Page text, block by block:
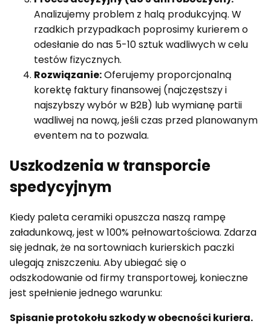
Analizujemy problem z halą produkcyjną. W
rzadkich przypadkach poprosimy kurierem o
odesłanie do nas 5-10 sztuk wadliwych w celu
testów fizycznych.
Rozwiązanie:Oferujemy proporcjonalną
korektę faktury finansowej (najczęstszy i
najszybszy wybór w B2B) lub wymianę partii
wadliwej na nową, jeśli czas przed planowanym
eventem na to pozwala.
Uszkodzenia w transporcie
spedycyjnym
Kiedy paleta ceramiki opuszcza naszą rampę
załadunkową, jest w 100% pełnowartościowa. Zdarza
się jednak, że na sortowniach kurierskich paczki
ulegają zniszczeniu. Aby ubiegać się o
odszkodowanie od firmy transportowej, konieczne
jest spełnienie jednego warunku:
Spisanie protokołu szkody w obecności kuriera.